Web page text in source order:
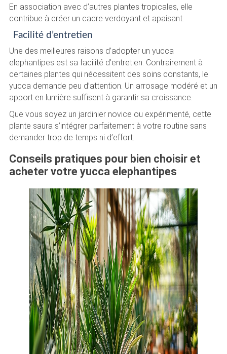
En association avec d’autres plantes tropicales, elle
contribue à créer un cadre verdoyant et apaisant.
Facilité d’entretien
Une des meilleures raisons d’adopter un yucca
elephantipes est sa facilité d’entretien. Contrairement à
certaines plantes qui nécessitent des soins constants, le
yucca demande peu d’attention. Un arrosage modéré et un
apport en lumière suffisent à garantir sa croissance.
Que vous soyez un jardinier novice ou expérimenté, cette
plante saura s’intégrer parfaitement à votre routine sans
demander trop de temps ni d’effort.
Conseils pratiques pour bien choisir et
acheter votre yucca elephantipes